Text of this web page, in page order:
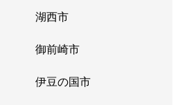
湖西市
御前崎市
伊豆の国市